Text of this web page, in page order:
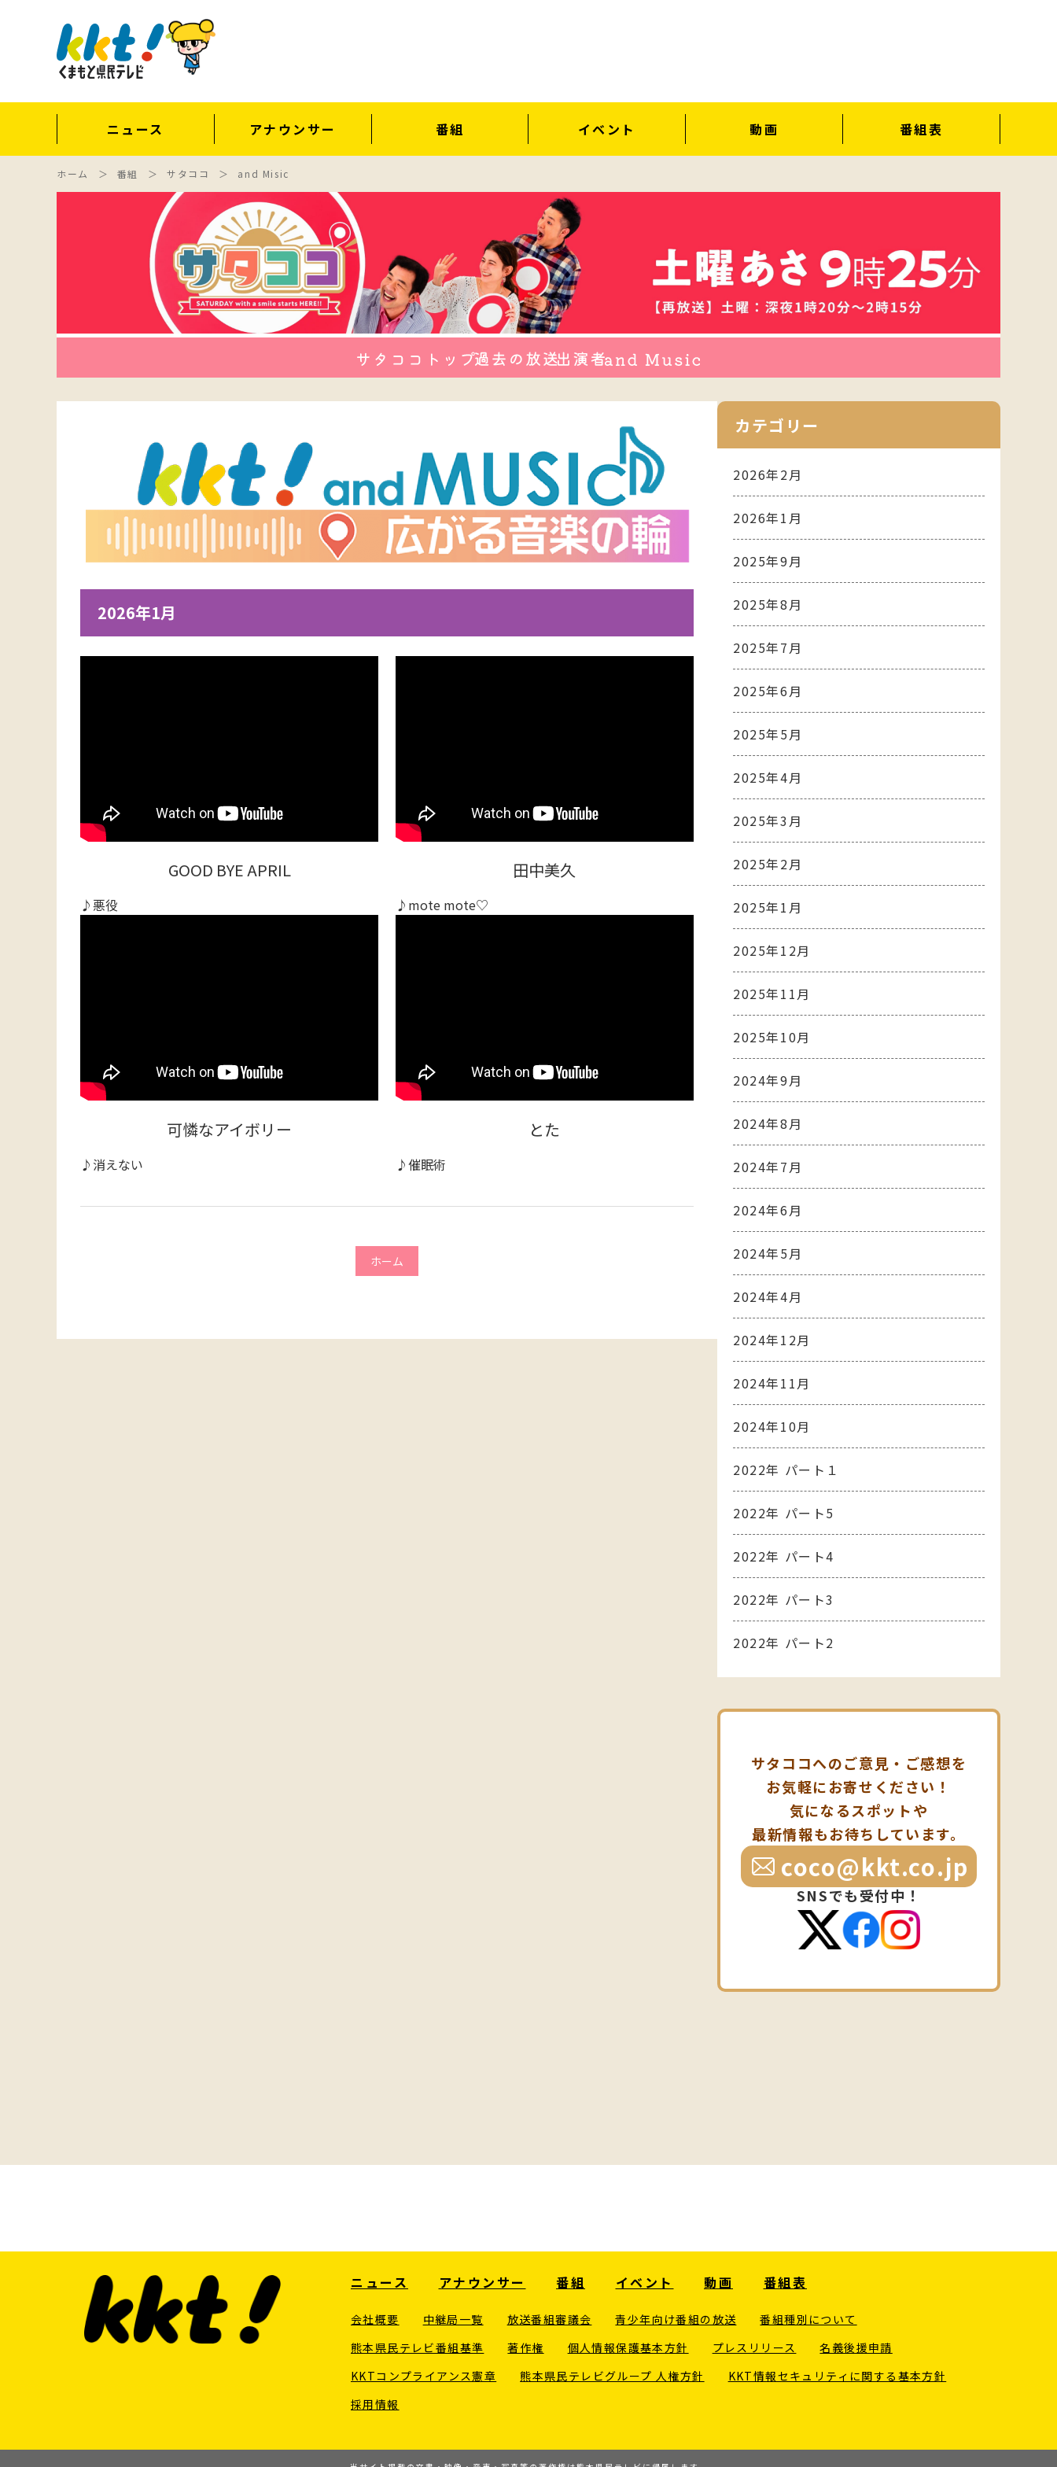
ニュース アナウンサー 番組 イベント 動画 番組表
ホーム 番組 サタココ and Misic
2026年1月
GOOD BYE APRIL
♪悪役
田中美久
♪mote mote♡
可憐なアイボリー
♪消えない
とた
♪催眠術
ホーム
カテゴリー
2026年2月
2026年1月
2025年9月
2025年8月
2025年7月
2025年6月
2025年5月
2025年4月
2025年3月
2025年2月
2025年1月
2025年12月
2025年11月
2025年10月
2024年9月
2024年8月
2024年7月
2024年6月
2024年5月
2024年4月
2024年12月
2024年11月
2024年10月
2022年 パート１
2022年 パート5
2022年 パート4
2022年 パート3
2022年 パート2
サタココへのご意見・ご感想を
お気軽にお寄せください！
気になるスポットや
最新情報もお待ちしています。
coco@kkt.co.jp
SNSでも受付中！
ニュース アナウンサー 番組 イベント 動画 番組表
会社概要 中継局一覧 放送番組審議会 青少年向け番組の放送
番組種別について
熊本県民テレビ番組基準
著作権 個人情報保護基本方針 プレスリリース
名義後援申請
KKTコンプライアンス憲章
熊本県民テレビグループ 人権方針
KKT情報セキュリティに関する基本方針
採用情報